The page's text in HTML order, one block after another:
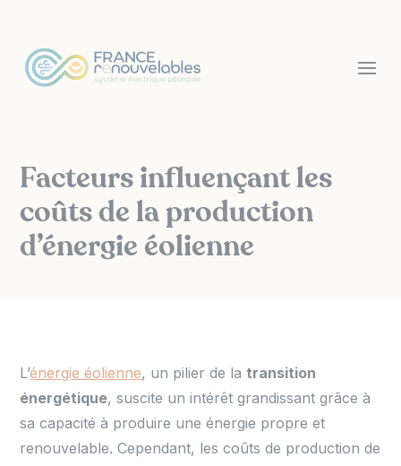
Facteurs influençant les
coûts de la production
d’énergie éolienne
L’énergie éolienne, un pilier de latransition
énergétique, suscite un intérêt grandissant grâce à
sa capacité à produire une énergie propre et
renouvelable. Cependant, les coûts de production de